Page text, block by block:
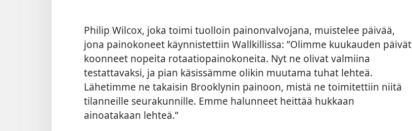
Philip Wilcox, joka toimi tuolloin painonvalvojana, muistelee päivää,
jona painokoneet käynnistettiin Wallkillissa: ”Olimme kuukauden päivät
koonneet nopeita rotaatiopainokoneita. Nyt ne olivat valmiina
testattavaksi, ja pian käsissämme olikin muutama tuhat lehteä.
Lähetimme ne takaisin Brooklynin painoon, mistä ne toimitettiin niitä
tilanneille seurakunnille. Emme halunneet heittää hukkaan
ainoatakaan lehteä.”